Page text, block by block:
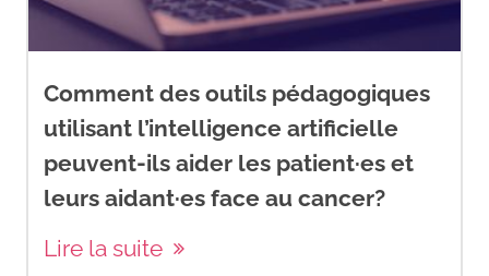
Comment des outils pédagogiques
utilisant l’intelligence artificielle
peuvent-ils aider les patient·es et
leurs aidant·es face au cancer?
Lire la suite